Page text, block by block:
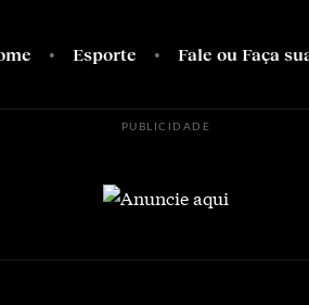
Esporte Fale ou Faça
PUBLICIDADE